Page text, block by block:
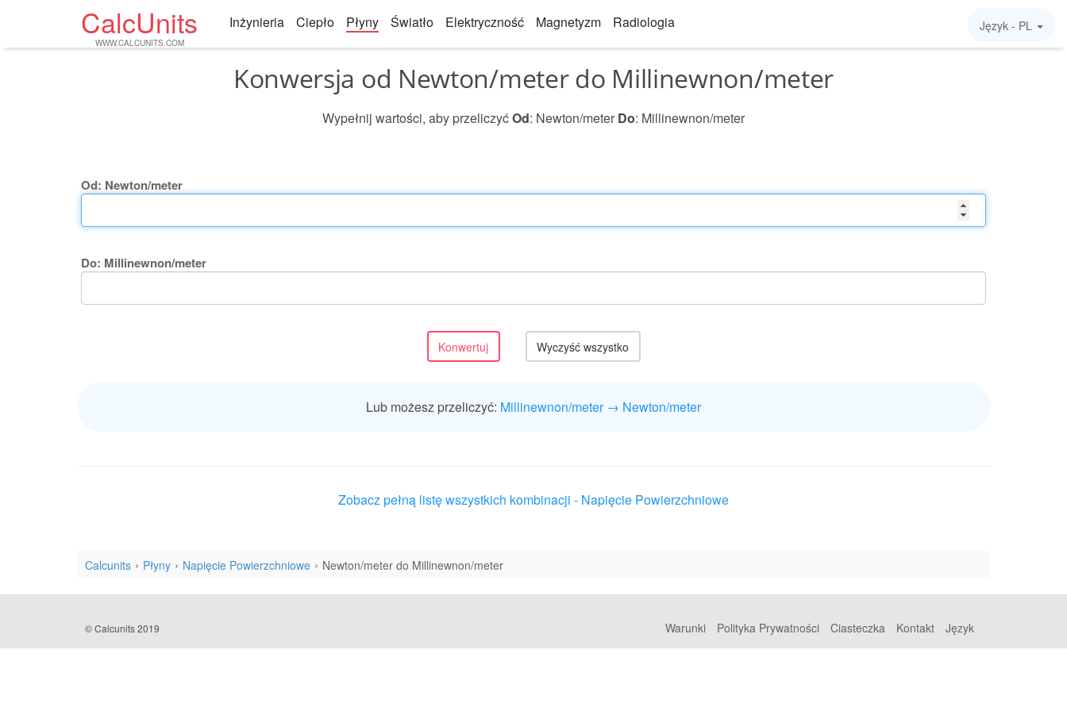
CalcUnits
WWW.CALCUNITS.COM
Inżynieria Ciepło Płyny Światło Elektryczność Magnetyzm Radiologia Język - PL
Konwersja od Newton/meter do Millinewnon/meter
Wypełnij wartości, aby przeliczyćOd: Newton/meter Do: Millinewnon/meter
Od: Newton/meter
Do: Millinewnon/meter
Lub możesz przeliczyć: Millinewnon/meter → Newton/meter
Zobacz pełną listę wszystkich kombinacji - Napięcie Powierzchniowe
Calcunits Płyny Napięcie Powierzchniowe Newton/meter do Millinewnon/meter
© Calcunits 2019 Warunki Polityka Prywatności Ciasteczka Kontakt Język